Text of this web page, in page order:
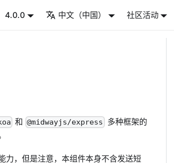
4.0.0 中文（中国） 社区活动
和 @midwayjs/express
多种框架的
力，但是注意，本组件本身不含发送短